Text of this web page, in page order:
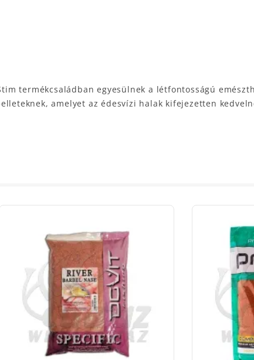
termékcsaládban egyesülnek a létfontosságú
amelyet az édesvízi halak kifejezetten